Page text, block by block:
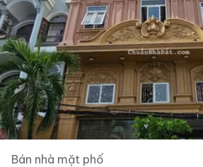
Bán nhà mặt phố